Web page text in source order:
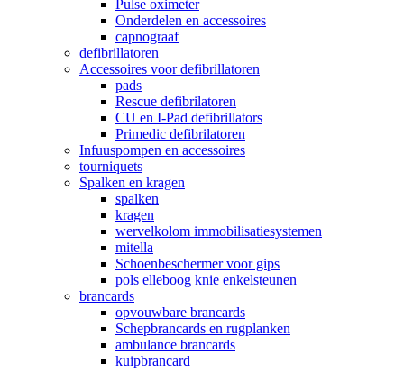
Pulse oximeter
Onderdelen en accessoires
capnograaf
defibrillatoren
Accessoires voor defibrillatoren
pads
Rescue defibrilatoren
CU en I-Pad defibrillators
Primedic defibrilatoren
Infuuspompen en accessoires
tourniquets
Spalken en kragen
spalken
kragen
wervelkolom immobilisatiesystemen
mitella
Schoenbeschermer voor gips
pols elleboog knie enkelsteunen
brancards
opvouwbare brancards
Schepbrancards en rugplanken
ambulance brancards
kuipbrancard